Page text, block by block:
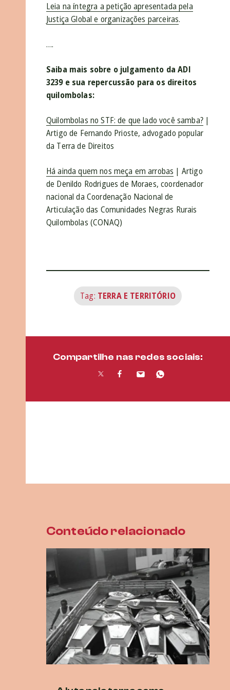
Leia na íntegra a petição apresentada pela
Justiça Global e organizações parceiras.
….
Saiba mais sobre o julgamento da ADI
3239 e sua repercussão para os direitos
quilombolas:
Quilombolas no STF: de que lado você samba?|
Artigo de Fernando Prioste, advogado popular
da Terra de Direitos
Há ainda quem nos meça em arrobas | Artigo
de Denildo Rodrigues de Moraes, coordenador
nacional da Coordenação Nacional de
Articulação das Comunidades Negras Rurais
Quilombolas (CONAQ)
Tag: TERRA E TERRITÓRIO
Compartilhe nas redes sociais:
Conteúdo relacionado